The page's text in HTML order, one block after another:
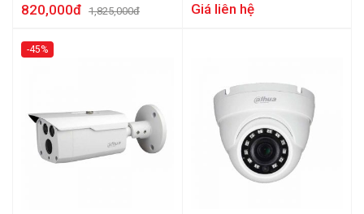
820,000đ 1,825,000đ Giá liên hệ
-45%